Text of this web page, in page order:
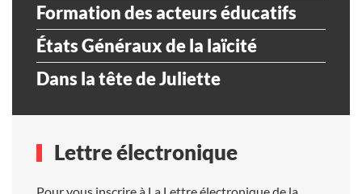
Formation des acteurs éducatifs
États Généraux de la laïcité
Dans la tête de Juliette
Lettre électronique